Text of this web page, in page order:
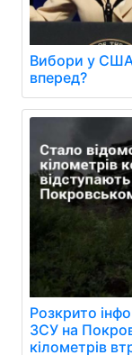
Вибори у
вперед?
Розкрито
ЗСУ на
кілометрів